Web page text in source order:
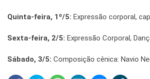
Quinta-feira, 1º/5: Expressão corporal,
Sexta-feira, 2/5: Expressão Corporal,
Sábado, 3/5: Composição cênica: Navio